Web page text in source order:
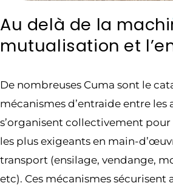
Au delà de la
mutualisation et
De nombreuses Cuma sont le
mécanismes d’entraide entre les
s’organisent collectivement pour
les plus exigeants en main-
transport (ensilage, vendange,
etc). Ces mécanismes sécurisent